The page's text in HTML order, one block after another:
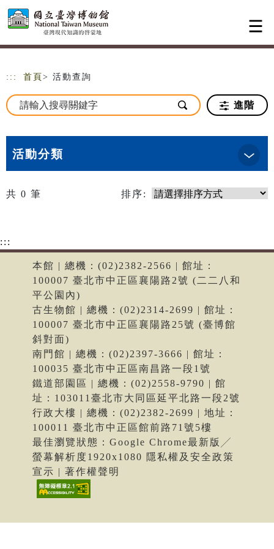
跳到主要內容
網站導覽
::: 首頁 > 活動查詢
進階
活動分類
共 0 筆 排序:
:::
本館 | 總機：(02)2382-2566 | 館址：
100007 臺北市中正區襄陽路2號 (二二八和
平公園內)
古生物館 | 總機：(02)2314-2699 | 館址：
100007 臺北市中正區襄陽路25號 (臺博館
斜對面)
南門館 | 總機：(02)2397-3666 | 館址：
100035 臺北市中正區南昌路一段1號
鐵道部園區 | 總機：(02)2558-9790 | 館
址：103011臺北市大同區延平北路一段2號
行政大樓 | 總機：(02)2382-2699 | 地址：
100011 臺北市中正區館前路71號5樓
最佳瀏覽狀態：Google Chrome最新版╱
螢幕解析度1920x1080 隱私權及安全政策
宣示 | 著作權聲明